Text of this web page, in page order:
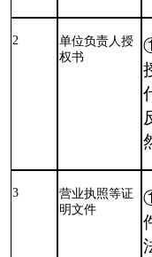
2
单位负责人授
权书
3
营业执照等证
明文件